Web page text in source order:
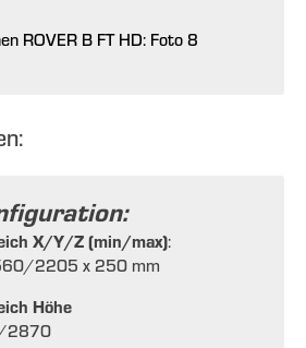
X/Y/Z (min/max):
2205 x 250 mm
Höhe
2870